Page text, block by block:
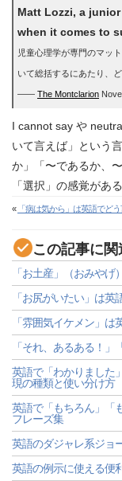
Matt Lozzi, a
when it comes to
児童心理学が専門のマッ
いて総括するにあたり、
―― The Montclarion
I cannot say や
いて言えば」という
か」「〜であるか、
「選択」の感覚があ
« 「病は気から」は英語でどう
この記事に
「お土産」（おみやげ
「お尻がいたい」は英
「雰囲気イケメン」は
「それ、あるある！
英語で「わかりました
現の種類と使い分け方
英語で「もちろん」「
フレーズ集
英語のダジャレ系ジョ
英語の例示に使える便